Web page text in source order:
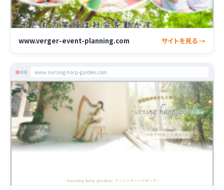
www.verger-event-planning.com サイトを見る →
www.nursing-harp-garden.com